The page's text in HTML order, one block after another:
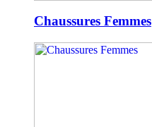
Chaussures Femmes